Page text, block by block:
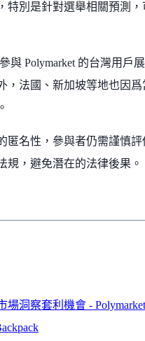
特別是針對選舉相關預測，
與 Polymarket 的台灣用戶
，法國、新加坡等地也因爲
匿名性，參與者仍需謹慎評
規，避免潛在的法律後果。
洞察套利機會 -